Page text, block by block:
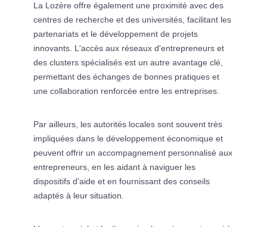
La Lozère offre également une proximité avec des
centres de recherche et des universités, facilitant les
partenariats et le développement de projets
innovants. L'accès aux réseaux d'entrepreneurs et
des clusters spécialisés est un autre avantage clé,
permettant des échanges de bonnes pratiques et
une collaboration renforcée entre les entreprises.
Par ailleurs, les autorités locales sont souvent très
impliquées dans le développement économique et
peuvent offrir un accompagnement personnalisé aux
entrepreneurs, en les aidant à naviguer les
dispositifs d'aide et en fournissant des conseils
adaptés à leur situation.